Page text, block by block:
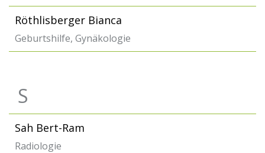
Röthlisberger Bianca
Geburtshilfe, Gynäkologie
S
Sah Bert-Ram
Radiologie